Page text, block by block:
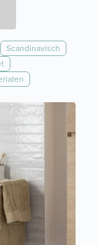
Scandinavisch